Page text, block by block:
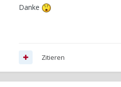
Danke
Zitieren